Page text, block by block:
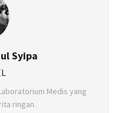
Syipa
Medis yang
ringan.